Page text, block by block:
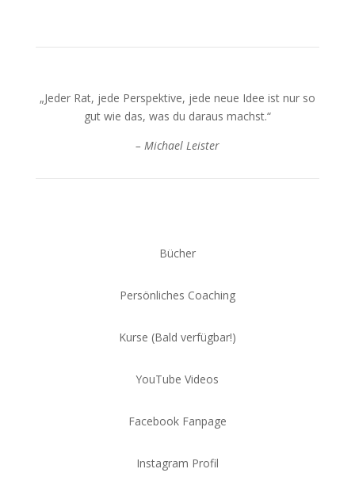
„Jeder Rat, jede Perspektive, jede neue Idee ist nur so
gut wie das, was du daraus machst.“
– Michael Leister
Bücher
Persönliches Coaching
Kurse (Bald verfügbar!)
YouTube Videos
Facebook Fanpage
Instagram Profil